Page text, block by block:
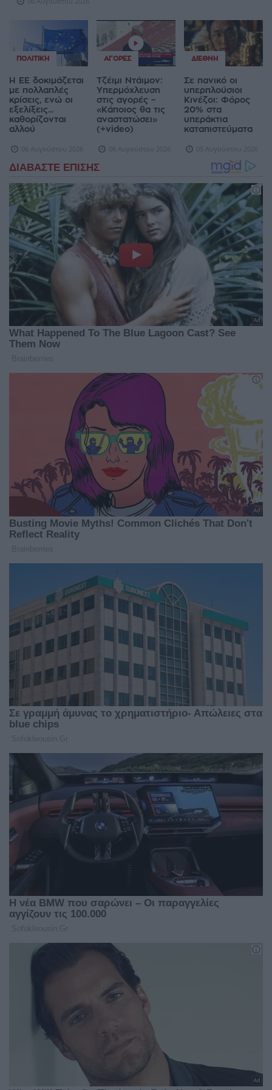
ΠΟΛΙΤΙΚΉ
Η ΕΕ δοκιμάζεται
με πολλαπλές
κρίσεις, ενώ οι
εξελίξεις...
καθορίζονται
αλλού
06 Αυγούστου 2026
ΑΓΟΡΈΣ
Τζέιμι Ντάιμον:
Υπερμόχλευση
στις αγορές –
«Κάποιος θα τις
αναστατώσει»
(+video)
06 Αυγούστου 2026
ΔΙΕΘΝΉ
Σε πανικό οι
υπερπλούσιοι
Κινέζοι: Φόρος
20% στα
υπεράκτια
καταπιστεύματα
05 Αυγούστου 2026